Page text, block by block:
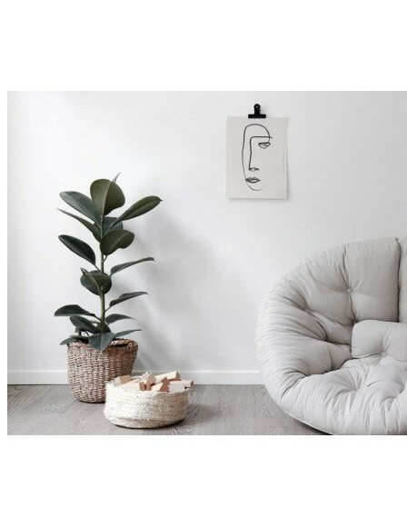
CHAISES LONGUES